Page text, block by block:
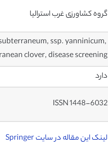
گروه کشاورزی غرب استرالیا
ssp. yanninicum,
clover, disease screening.
دارد
ISSN 1448-6032
لینک این مقاله در سایت Springer